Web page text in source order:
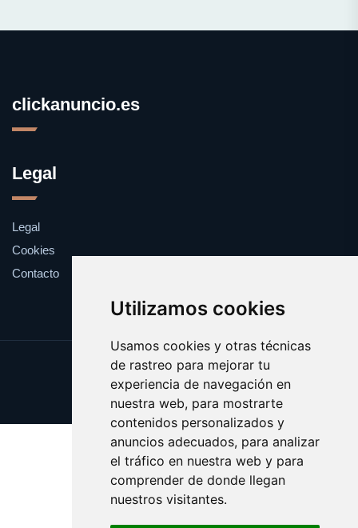
Utilizamos cookies
Usamos cookies y otras técnicas
de rastreo para mejorar tu
experiencia de navegación en
nuestra web, para mostrarte
contenidos personalizados y
anuncios adecuados, para analizar
el tráfico en nuestra web y para
comprender de donde llegan
nuestros visitantes.
clickanuncio.es
Legal
Legal
Cookies
Contacto
Update cookies preferences
Copyright © 2025 clickanuncio.es